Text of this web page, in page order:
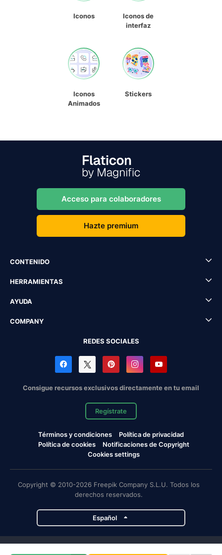
Iconos
Iconos de
interfaz
Iconos
Animados
Stickers
Acceso para colaboradores
Hazte premium
CONTENIDO
HERRAMIENTAS
AYUDA
COMPANY
REDES SOCIALES
Consigue recursos exclusivos directamente en tu email
Regístrate
Términos y condiciones
Política de privacidad
Política de cookies
Notificaciones de Copyright
Cookies settings
Copyright © 2010-2026 Freepik Company S.L.U. Todos los
derechos reservados.
Español